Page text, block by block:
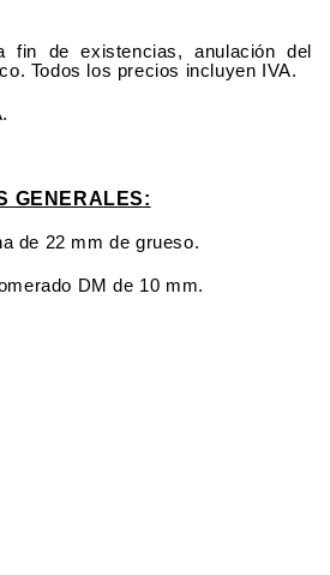
fin de existencias, anulación del
Todos los precios incluyen IVA.
GENERALES:
de 22 mm de grueso.
DM de 10 mm.